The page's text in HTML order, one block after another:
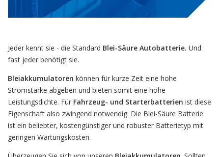
Jeder kennt sie - die Standard Blei-Säure Autobatterie. Und
fast jeder benötigt sie.
Bleiakkumulatoren können für kurze Zeit eine hohe
Stromstärke abgeben und bieten somit eine hohe
Leistungsdichte. Für Fahrzeug- und Starterbatterien ist diese
Eigenschaft also zwingend notwendig. Die Blei-Säure Batterie
ist ein beliebter, kostengünstiger und robuster Batterietyp mit
geringen Wartungskosten.